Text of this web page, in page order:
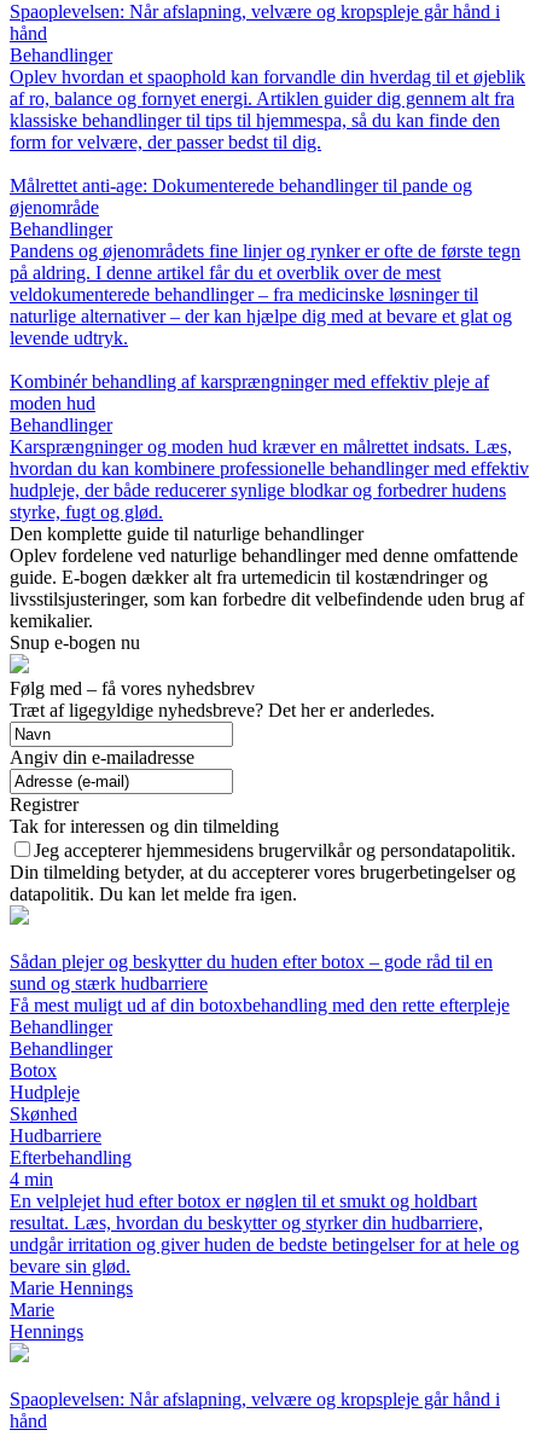
Spaoplevelsen: Når afslapning, velvære og kropspleje går hånd i
hånd
Behandlinger
Oplev hvordan et spaophold kan forvandle din hverdag til et øjeblik
af ro, balance og fornyet energi. Artiklen guider dig gennem alt fra
klassiske behandlinger til tips til hjemmespa, så du kan finde den
form for velvære, der passer bedst til dig.
Målrettet anti-age: Dokumenterede behandlinger til pande og
øjenområde
Behandlinger
Pandens og øjenområdets fine linjer og rynker er ofte de første tegn
på aldring. I denne artikel får du et overblik over de mest
veldokumenterede behandlinger – fra medicinske løsninger til
naturlige alternativer – der kan hjælpe dig med at bevare et glat og
levende udtryk.
Kombinér behandling af karsprængninger med effektiv pleje af
moden hud
Behandlinger
Karsprængninger og moden hud kræver en målrettet indsats. Læs,
hvordan du kan kombinere professionelle behandlinger med effektiv
hudpleje, der både reducerer synlige blodkar og forbedrer hudens
styrke, fugt og glød.
Den komplette guide til naturlige behandlinger
Oplev fordelene ved naturlige behandlinger med denne omfattende
guide. E-bogen dækker alt fra urtemedicin til kostændringer og
livsstilsjusteringer, som kan forbedre dit velbefindende uden brug af
kemikalier.
Snup e-bogen nu
Følg med – få vores nyhedsbrev
Træt af ligegyldige nyhedsbreve? Det her er anderledes.
Angiv din e-mailadresse
Registrer
Tak for interessen og din tilmelding
Jeg accepterer hjemmesidens brugervilkår og persondatapolitik.
Din tilmelding betyder, at du accepterer vores brugerbetingelser og
datapolitik. Du kan let melde fra igen.
Sådan plejer og beskytter du huden efter botox – gode råd til en
sund og stærk hudbarriere
Få mest muligt ud af din botoxbehandling med den rette efterpleje
Behandlinger
Behandlinger
Botox
Hudpleje
Skønhed
Hudbarriere
Efterbehandling
4 min
En velplejet hud efter botox er nøglen til et smukt og holdbart
resultat. Læs, hvordan du beskytter og styrker din hudbarriere,
undgår irritation og giver huden de bedste betingelser for at hele og
bevare sin glød.
Marie Hennings
Marie
Hennings
Spaoplevelsen: Når afslapning, velvære og kropspleje går hånd i
hånd